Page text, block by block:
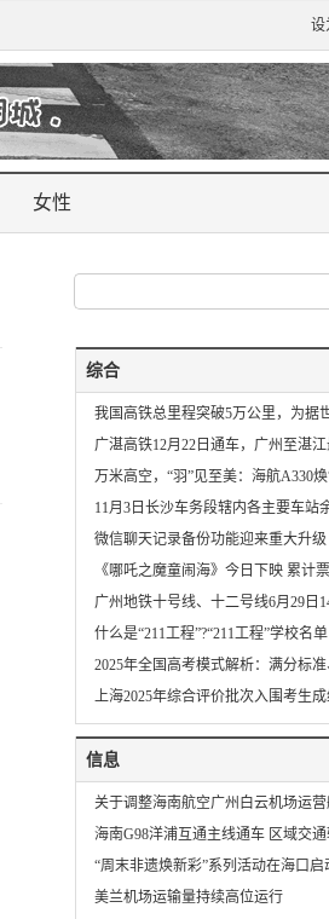
设
女性
综合
我国高铁总里程突破5万公里，为据
广湛高铁12月22日通车，广州至湛
万米高空，“羽”见至美：海航A330
11月3日长沙车务段辖内各主要车站
微信聊天记录备份功能迎来重大升级
《哪吒之魔童闹海》今日下映 累计
广州地铁十号线、十二号线6月29日
什么是“211工程”?“211工程”学校名单
2025年全国高考模式解析：满分标准
上海2025年综合评价批次入围考生
信息
关于调整海南航空广州白云机场运营
海南G98洋浦互通主线通车 区域交
“周末非遗焕新彩”系列活动在海口启
美兰机场运输量持续高位运行